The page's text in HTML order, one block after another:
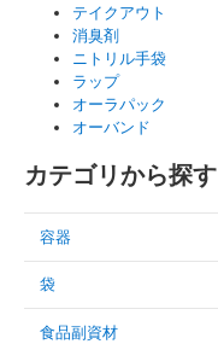
テイクアウト
消臭剤
ニトリル手袋
ラップ
オーラパック
オーバンド
カテゴリから探す
容器
袋
食品副資材